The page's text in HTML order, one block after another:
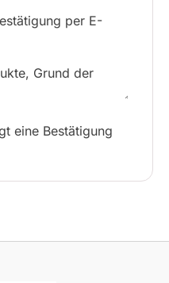
per E-
eine Bestätigung